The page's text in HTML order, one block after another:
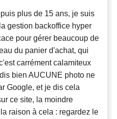
plus de 15 ans, je suis
gestion backoffice hyper
pour gérer beaucoup de
du panier d'achat, qui
carrément calamiteux
bien AUCUNE photo ne
Google, et je dis cela
ce site, la moindre
raison à cela : regardez le